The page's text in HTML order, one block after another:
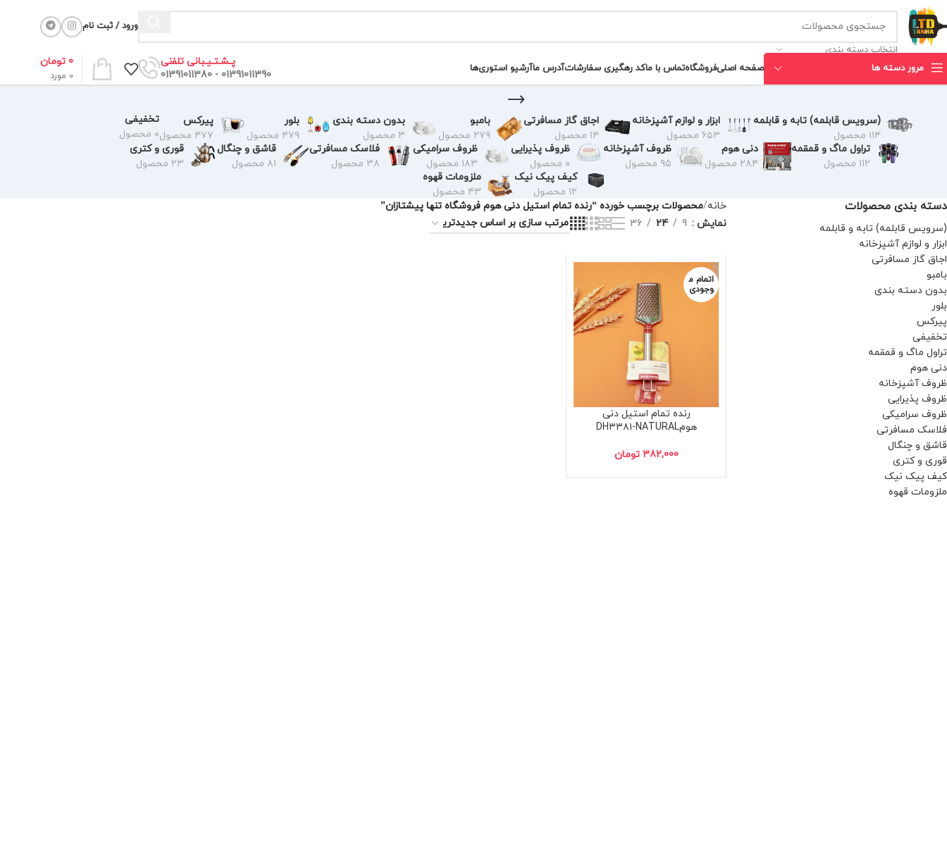
انتخاب دسته بندی
ورود / ثبت نام
مرور دسته ها صفحه اصلیفروشگاهتماس با ماکد رهگیری سفارشاتآدرس ماآرشیو استوری‌ها
پـشـتـیـبانی تلفنی
01391011390 - 01391011380
0 مورد
0 تومان
(سرویس قابلمه) تابه و قابلمه
۱۱۴ محصول
ابزار و لوازم آشپزخانه
۶۵۳ محصول
اجاق گاز مسافرتی
۱۴ محصول
بامبو
۲۷۹ محصول
بدون دسته بندی
۳ محصول
بلور
۴۷۹ محصول
پیرکس
۴۷۷ محصول
تخفیفی
۰ محصول
تراول ماگ و قمقمه
۱۱۲ محصول
دنی هوم
۲۸۴ محصول
ظروف آشپزخانه
۹۵ محصول
ظروف پذیرایی
۰ محصول
ظروف سرامیکی
۱۸۳ محصول
فلاسک مسافرتی
۳۸ محصول
قاشق و چنگال
۸۱ محصول
قوری و کتری
۲۳ محصول
کیف پیک نیک
۱۲ محصول
ملزومات قهوه
۴۳ محصول
دسته بندی محصولات
(سرویس قابلمه) تابه و قابلمه
ابزار و لوازم آشپزخانه
اجاق گاز مسافرتی
بامبو
بدون دسته بندی
بلور
پیرکس
تخفیفی
تراول ماگ و قمقمه
دنی هوم
ظروف آشپزخانه
ظروف پذیرایی
ظروف سرامیکی
فلاسک مسافرتی
قاشق و چنگال
قوری و کتری
کیف پیک نیک
ملزومات قهوه
خانه محصولات برچسب خورده “رنده تمام استیل دنی هوم فروشگاه تنها پیشتازان”
نمایش
9
24
36
اتمام م
وجودی
رنده تمام استیل دنی
هومDH۳۳۸۱-NATURAL
382,000 تومان